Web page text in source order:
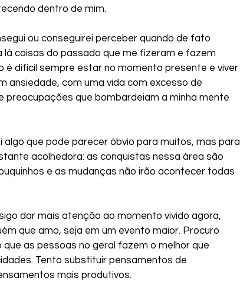
dentro de mim.
ou conseguirei perceber quando de fato
lá coisas do passado que me fizeram e fazem
é difícil sempre estar no momento presente e viver
ansiedade, com uma vida com excesso de
preocupações que bombardeiam a minha mente
algo que pode parecer óbvio para muitos, mas para
acolhedora: as conquistas nessa área são
e as mudanças não irão acontecer todas
dar mais atenção ao momento vivido agora,
que amo, seja em um evento maior. Procuro
as pessoas no geral fazem o melhor que
Tento substituir pensamentos de
mais produtivos.